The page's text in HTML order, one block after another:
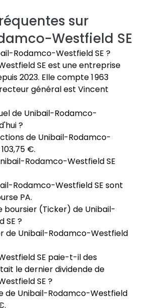
sur
Westfield SE
Rodamco-Westfield SE ?
SE est une entreprise
2023. Elle compte 1 963
général est Vincent
de Unibail-Rodamco-
?
de Unibail-Rodamco-
€.
Rodamco-Westfield SE
Rodamco-Westfield SE sont
PA.
boursier (Ticker) de Unibail-
SE ?
de Unibail-Rodamco-Westfield
SE paie-t-il des
le dernier dividende de
SE ?
de Unibail-Rodamco-Westfield